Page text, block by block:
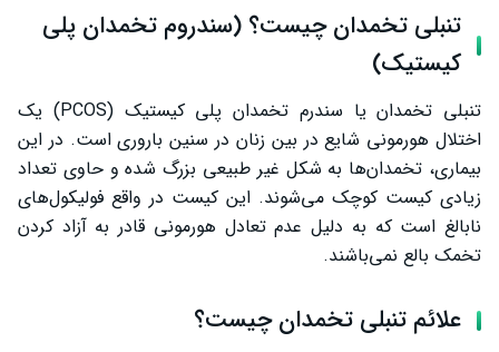
تاثیر تنبلی تخمدان بر پریود
علت تنبلی تخمدان یا سندرم تخمدان پلی کیستیک چیست؟
مقاومت به انسولین
افزایش هورمون‌های مردانه
عوامل ژنتیکی
خونریزی شدید قاعدگی نشانه تنبلی تخمدان است؟
تنبلی تخمدان و پریود نشدن (تنبلی تخمدان باعث کم شدن خون
ارتباط تنبلی تخمدان و پریود نامنظم
تنبلی تخمدان چیست؟ (سندروم تخمدان پلی
کیستیک)
تنبلی تخمدان یا سندرم تخمدان پلی کیستیک (PCOS) یک
اختلال هورمونی شایع در بین زنان در سنین باروری است. در این
بیماری، تخمدان‌ها به شکل غیر طبیعی بزرگ شده و حاوی تعداد
زیادی کیست کوچک می‌شوند. این کیست در واقع فولیکول‌های
نابالغ است که به دلیل عدم تعادل هورمونی قادر به آزاد کردن
تخمک بالع نمی‌باشند.
علائم تنبلی تخمدان چیست؟